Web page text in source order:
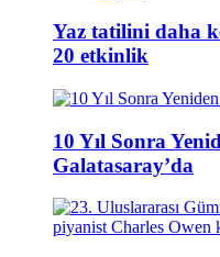
Yaz tatilini daha
20 etkinlik
10 Yıl Sonra
Galatasaray’da